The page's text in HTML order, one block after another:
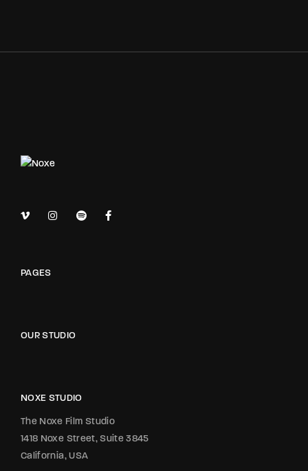
PAGES
OUR STUDIO
NOXE STUDIO
The Noxe Film Studio
1418 Noxe Street, Suite 3845
California, USA